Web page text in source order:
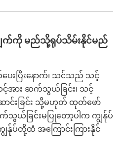
က်ကို မည်သို့ရုပ်သိမ်းနိုင်မည်
ေးပြီးနောက်၊ သင်သည် သင့်
သင့်အား ဆက်သွယ်ခြင်း၊ သင့်
င်းခြင်း သို့မဟုတ် ထုတ်ဖော်
သွယ်ခြင်းမပြုတော့ပါက ကျွန်ုပ်
ပ်တို့ထံ အကြောင်းကြားနိုင်